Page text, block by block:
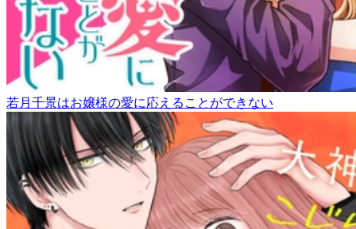
若月千景はお嬢様の愛に応えることができない